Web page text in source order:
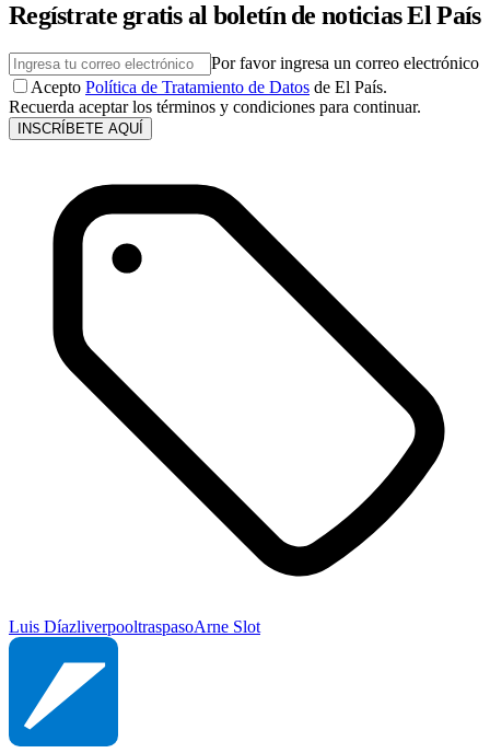
Regístrate gratis al boletín de noticias El País
Por favor ingresa un correo electrónico
Acepto Política de Tratamiento de Datos de El País.
Recuerda aceptar los términos y condiciones para continuar.
INSCRÍBETE AQUÍ
Luis DíazliverpooltraspasoArne Slot